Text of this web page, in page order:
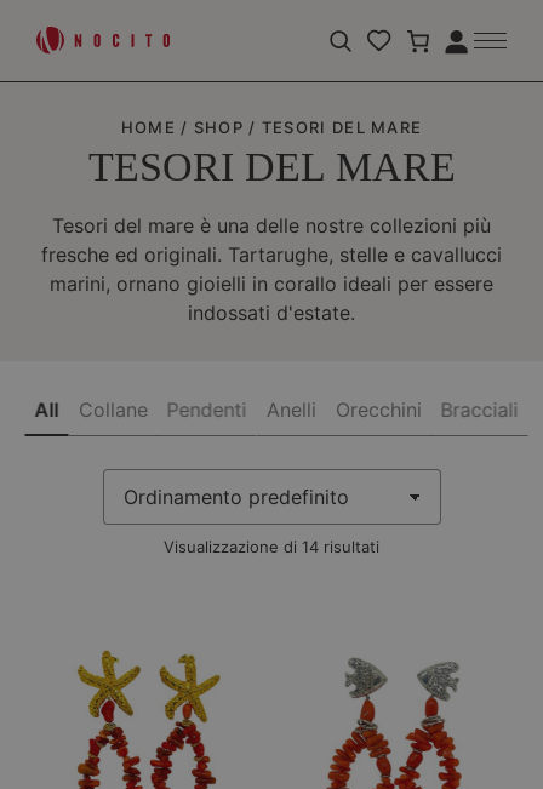
la
di
HOME / SHOP / TESORI DEL MARE
TESORI DEL MARE
Tesori del mare è una delle nostre collezioni più
fresche ed originali. Tartarughe, stelle e cavallucci
marini, ornano gioielli in corallo ideali per essere
indossati d'estate.
All Collane Pendenti Anelli Orecchini Bracciali
Visualizzazione di 14 risultati